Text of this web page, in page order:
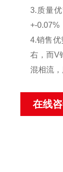
3.质量
+-0.07%
4.销售
右，而V
混相流
在线